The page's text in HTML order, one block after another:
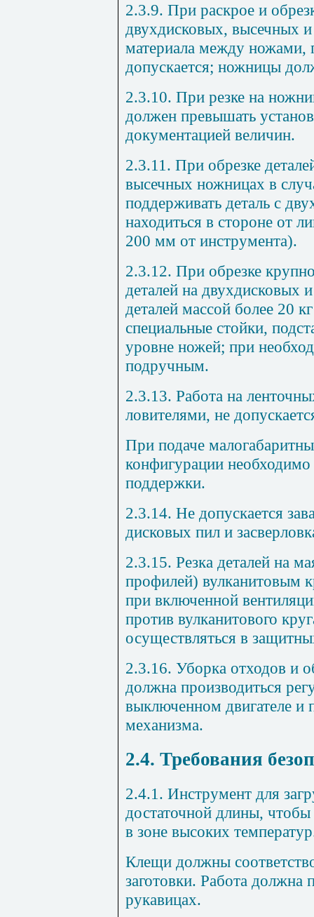
2.3.9. При раскрое и
двухдисковых, высечных
материала между ножами,
допускается; ножницы
2.3.10. При резке на
должен превышать
документацией величин.
2.3.11. При обрезке
высечных ножницах в
поддерживать деталь с
находиться в стороне от
200 мм от инструмента).
2.3.12. При обрезке
деталей на двухдисковых
деталей массой более 20
специальные стойки,
уровне ножей; при
подручным.
2.3.13. Работа на
ловителями, не
При подаче
конфигурации необходимо
поддержки.
2.3.14. Не допускается
дисковых пил и
2.3.15. Резка деталей на
профилей) вулканитовым
при включенной
против вулканитового
осуществляться в
2.3.16. Уборка отходов и
должна производиться
выключенном двигателе и
механизма.
2.4. Требования
2.4.1. Инструмент для
достаточной длины,
в зоне высоких
Клещи должны
заготовки. Работа должна
рукавицах.